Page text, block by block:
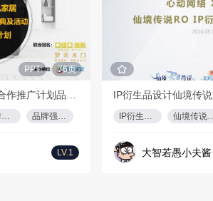
PPT 76页
活动合作推广计划 品牌强强联合
LV.1
IP衍生品设计 仙境传说
大智若愚小夫酱